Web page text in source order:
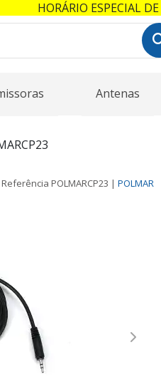
Antenas
Referência POLMARCP23 | POLMAR
Next
HORÁRIO ESPECIAL DE